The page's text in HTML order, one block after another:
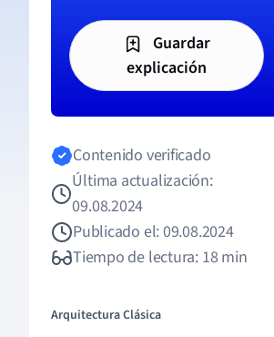
Guardar
explicación
Contenido verificado
Última actualización:
09.08.2024
Publicado el: 09.08.2024
Tiempo de lectura: 18 min
Arquitectura Clásica